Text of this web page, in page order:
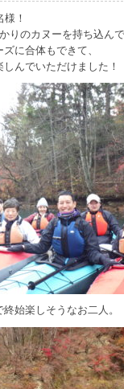
！
りのカヌーを持ち込ん
に合体もできて、
んでいただけました！
始楽しそうなお二人。